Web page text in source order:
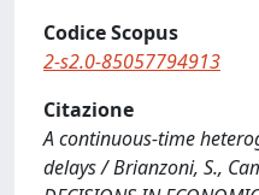
Codice Scopus
2-s2.0-85057794913
Citazione
A continuous-time
delays / Brianzoni, S.,